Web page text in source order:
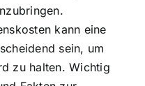
kann eine
sein, um
zu halten. Wichtig